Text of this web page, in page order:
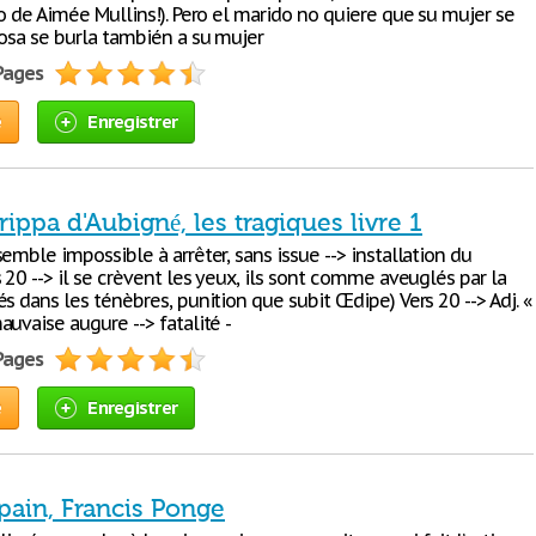
de Aimée Mullins!). Pero el marido no quiere que su mujer se
se burla también a su mujer
Enregistrer
d'Aubigné, les tragiques livre 1
impossible à arrêter, sans issue --> installation du
20 --> il se crèvent les yeux, ils sont comme aveuglés par la
dans les ténèbres, punition que subit Œdipe) Vers 20 --> Adj. «
augure --> fatalité -
Enregistrer
Francis Ponge